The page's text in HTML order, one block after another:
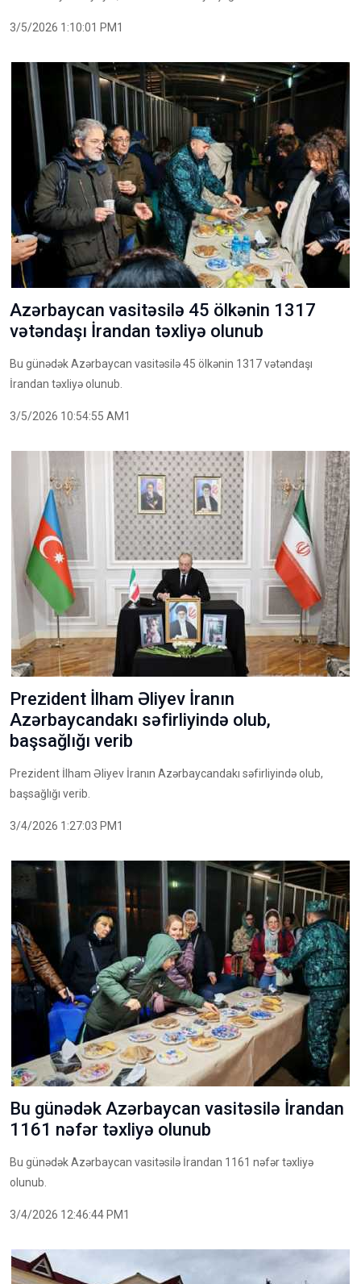
3/5/2026 1:10:01 PM1
Azərbaycan vasitəsilə 45 ölkənin 1317
vətəndaşı İrandan təxliyə olunub
Bu günədək Azərbaycan vasitəsilə 45 ölkənin 1317 vətəndaşı
İrandan təxliyə olunub.
3/5/2026 10:54:55 AM1
Prezident İlham Əliyev İranın
Azərbaycandakı səfirliyində olub,
başsağlığı verib
Prezident İlham Əliyev İranın Azərbaycandakı səfirliyində olub,
başsağlığı verib.
3/4/2026 1:27:03 PM1
Bu günədək Azərbaycan vasitəsilə İrandan
1161 nəfər təxliyə olunub
Bu günədək Azərbaycan vasitəsilə İrandan 1161 nəfər təxliyə
olunub.
3/4/2026 12:46:44 PM1